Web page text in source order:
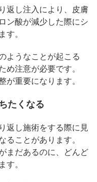
返し注入により、皮膚
ン酸が減少した際にシ
す。
ようなことが起こる
め注意が必要です。
が重要になります。
たくなる
返し施術をする際に見
ることがあります。
まだあるのに、どんど
す。